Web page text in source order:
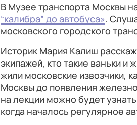
В Музее транспорта Москвы
“калибра” до автобуса».
московского городского
Историк Мария Калиш
экипажей, кто такие ваньки и
жили московские извозчики,
Москвы до появления
на лекции можно будет
когда началось регулярное